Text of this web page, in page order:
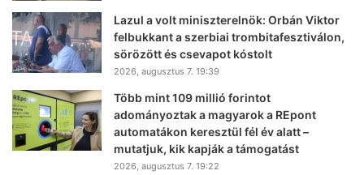
Lazul a volt miniszterelnök: Orbán Viktor
felbukkant a szerbiai trombitafesztiválon,
sörözött és csevapot kóstolt
2026, augusztus 7. 19:39
Több mint 109 millió forintot
adományoztak a magyarok a REpont
automatákon keresztül fél év alatt –
mutatjuk, kik kapják a támogatást
2026, augusztus 7. 19:22